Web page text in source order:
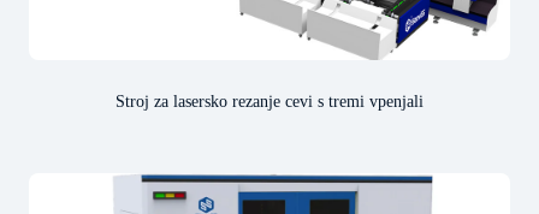
Stroj za lasersko rezanje cevi s tremi vpenjali